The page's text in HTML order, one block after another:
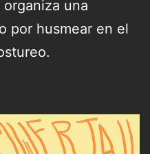
una
por husmear en el